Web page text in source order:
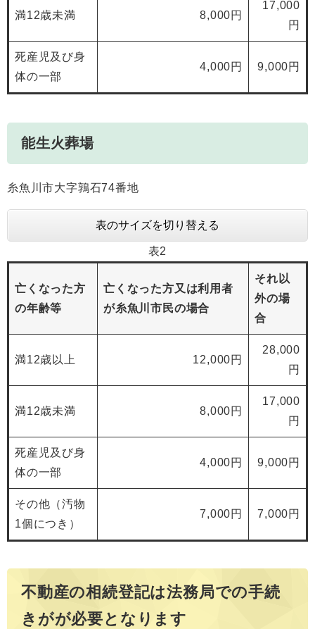
満12歳未満 8,000円
17,000
円
死産児及び身
体の一部
4,000円 9,000円
能生火葬場
糸魚川市大字鶉石74番地
表のサイズを切り替える
表2
亡くなった方
の年齢等
亡くなった方又は利用者
が糸魚川市民の場合
それ以
外の場
合
満12歳以上 12,000円
28,000
円
満12歳未満 8,000円
17,000
円
死産児及び身
体の一部
4,000円 9,000円
その他（汚物
1個につき）
7,000円 7,000円
不動産の相続登記は法務局での手続
きがが必要となります